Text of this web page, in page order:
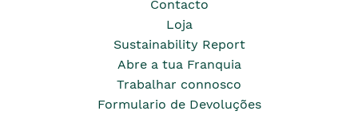
Contacto
Loja
Sustainability Report
Abre a tua Franquia
Trabalhar connosco
Formulario de Devoluções